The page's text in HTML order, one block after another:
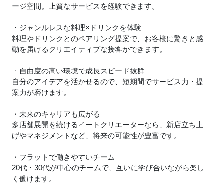
ージ空間。上質なサービスを経験できます。
・ジャンルレスな料理×ドリンクを体験
料理やドリンクとのペアリング提案で、お客様に驚きと感
動を届けるクリエイティブな接客ができます。
・自由度の高い環境で成長スピード抜群
自分のアイデアを活かせるので、短期間でサービス力・提
案力が磨けます。
・未来のキャリアも広がる
多店舗展開を続けるイートクリエーターなら、新店立ち上
げやマネジメントなど、将来の可能性が豊富です。
・フラットで働きやすいチーム
20代・30代が中心のチームで、互いに学び合いながら楽し
く働けます。